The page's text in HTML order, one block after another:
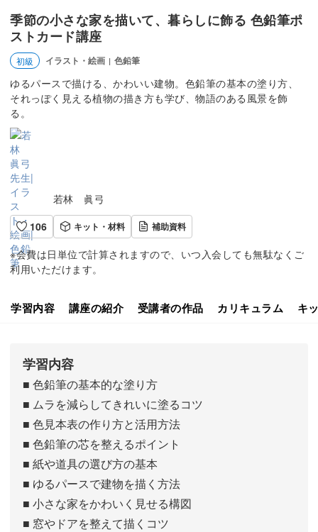
季節の小さな家を描いて、暮らしに飾る 色鉛筆ポ
ストカード講座
初級 イラスト・絵画 | 色鉛筆
ゆるパースで描ける、かわいい建物。色鉛筆の基本の塗り方、
それっぽく見える植物の描き方も学び、物語のある風景を飾
る。
若林 眞弓
106
キット・材料 補助資料
※会費は日単位で計算されますので、いつ入会しても無駄なくご
利用いただけます。
学習内容 講座の紹介 受講者の作品 カリキュラム キ
学習内容
■ 色鉛筆の基本的な塗り方
■ ムラを減らしてきれいに塗るコツ
■ 色見本表の作り方と活用方法
■ 色鉛筆の芯を整えるポイント
■ 紙や道具の選び方の基本
■ ゆるパースで建物を描く方法
■ 小さな家をかわいく見せる構図
■ 窓やドアを整えて描くコツ